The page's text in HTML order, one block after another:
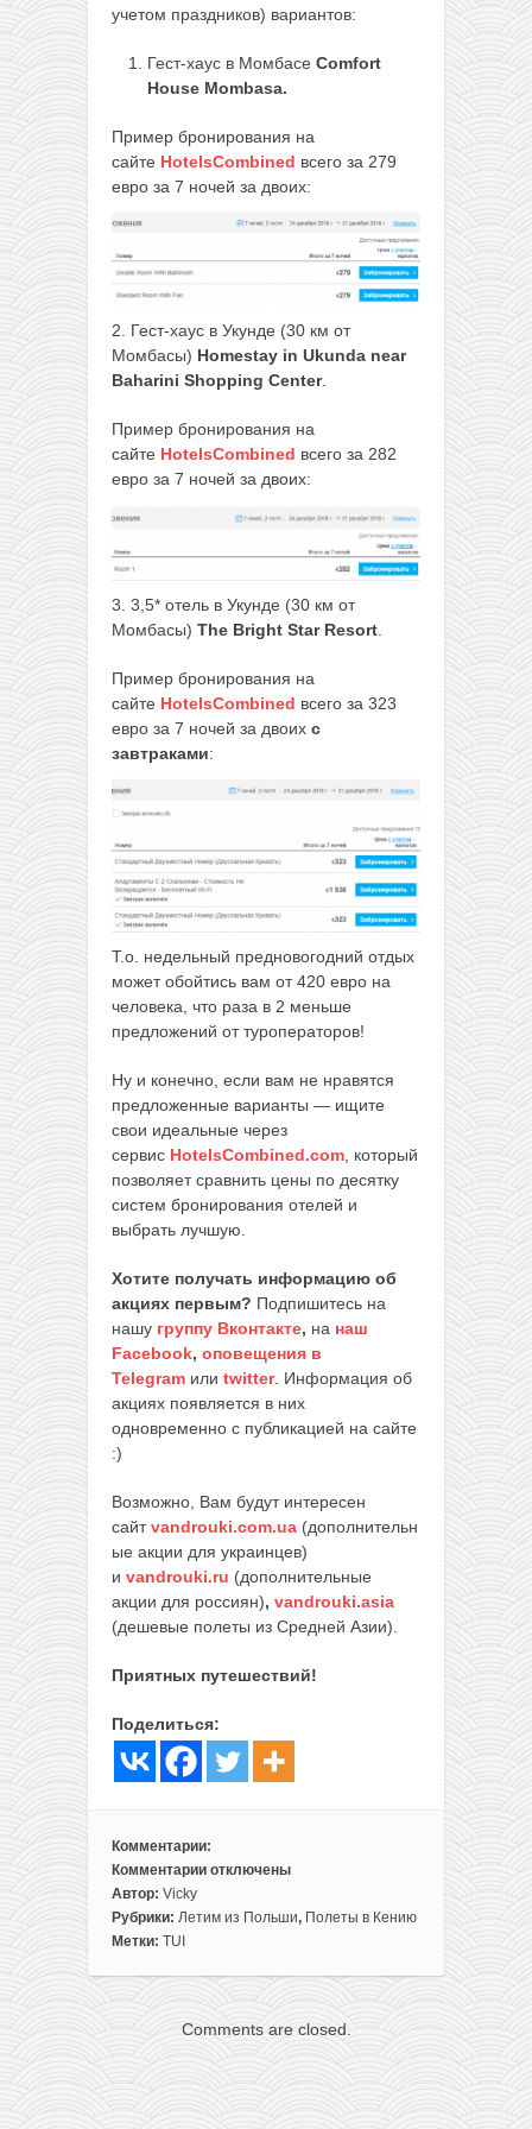
учетом праздников) вариантов:
Гест-хаус в Момбасе Comfort
House Mombasa.
Пример бронирования на
сайте HotelsCombined всего за 279
евро за 7 ночей за двоих:
2. Гест-хаус в Укунде (30 км от
Момбасы) Homestay in Ukunda near
Baharini Shopping Center.
Пример бронирования на
сайте HotelsCombined всего за 282
евро за 7 ночей за двоих:
3. 3,5* отель в Укунде (30 км от
Момбасы) The Bright Star Resort
Пример бронирования на
сайте HotelsCombined всего за 323
евро за 7 ночей за двоих с
завтраками:
Т.о. недельный предновогодний отдых
может обойтись вам от 420 евро на
человека, что раза в 2 меньше
предложений от туроператоров!
Ну и конечно, если вам не нравятся
предложенные варианты — ищите
свои идеальные через
сервис HotelsCombined.com, который
позволяет сравнить цены по десятку
систем бронирования отелей и
выбрать лучшую.
Хотите получать информацию об
акциях первым? Подпишитесь на
нашу группу Вконтакте, на наш
Facebook, оповещения в
Telegram или twitter. Информация об
акциях появляется в них
одновременно с публикацией на сайте
:)
Возможно, Вам будут интересен
сайтvandrouki.com.ua (дополнительн
ые акции для украинцев)
и vandrouki.ru (дополнительные
акции для россиян), vandrouki.asia
(дешевые полеты из Средней Азии).
Приятных путешествий!
Поделиться:
Комментарии:
Комментарии
к
записи
В
Нового
чартер
из
Варшавы
в
отключены
Автор: Vicky
Рубрики: Летим из Польши, Полеты в Кению
Метки: TUI
Comments are closed.